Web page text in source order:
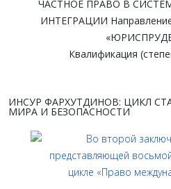
ЧАСТНОЕ ПРАВО В
ИНТЕГРАЦИИ Направление
Квалификация
ИНСУР ФАРХУТДИНОВ: ЦИКЛ
МИРА И БЕЗОПАСНОСТИ